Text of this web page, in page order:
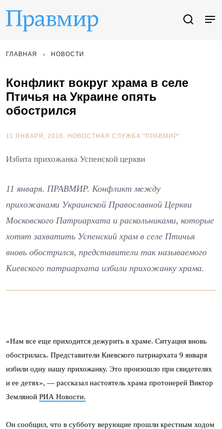
ГЛАВНАЯ НОВОСТИ
Конфликт вокруг храма в селе
Птичья на Украине опять
обострился
11 ЯНВАРЯ, 2016. НОВОСТНАЯ СЛУЖБА "ПРАВМИР"
Избита прихожанка Успенской церкви
11 января. ПРАВМИР. Конфликт между
прихожанами Украинской Православной Церкви
Московского Патриархата и раскольниками, которые
хотят захватить Успенский храм в селе Птичья
вновь обострился, представители так называемого
Киевского патриархата избили прихожанку храма.
«Нам все еще приходится дежурить в храме. Ситуация вновь
обострилась. Представители Киевского патриархата 9 января
избили одну нашу прихожанку. Это произошло при свидетелях
и ее детях», — рассказал настоятель храма протоиерей Виктор
Земляной РИА Новости.
Он сообщил, что в субботу верующие прошли крестным ходом